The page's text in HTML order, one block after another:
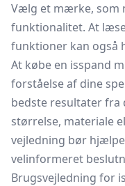
Vælg et mærke, som
funktionalitet. At
funktioner kan også
At købe en isspand
forståelse af dine
bedste resultater fra
størrelse, materiale
vejledning bør
velinformeret
Brugsvejledning for